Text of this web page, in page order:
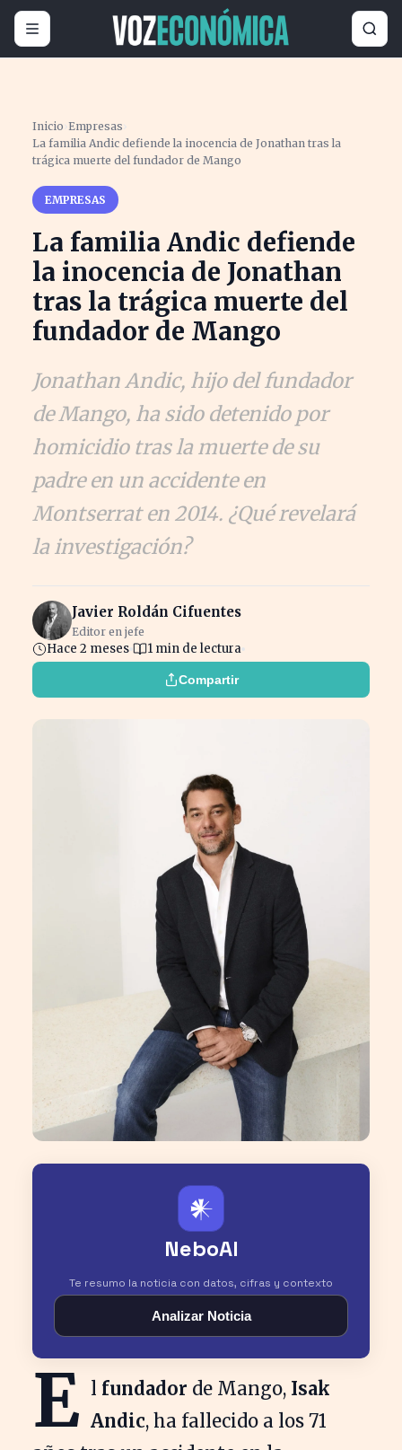
Inicio ›Empresas ›
La familia Andic defiende la inocencia de Jonathan tras la
trágica muerte del fundador de Mango
EMPRESAS
La familia Andic defiende
la inocencia de Jonathan
tras la trágica muerte del
fundador de Mango
Jonathan Andic, hijo del fundador
de Mango, ha sido detenido por
homicidio tras la muerte de su
padre en un accidente en
Montserrat en 2014. ¿Qué revelará
la investigación?
Javier Roldán Cifuentes
Editor en jefe
Hace 2 meses 1 min de lectura
Compartir
𒀭
NeboAI
Te resumo la noticia con datos, cifras y contexto
Analizar Noticia
E l fundador de Mango, Isak
Andic, ha fallecido a los 71